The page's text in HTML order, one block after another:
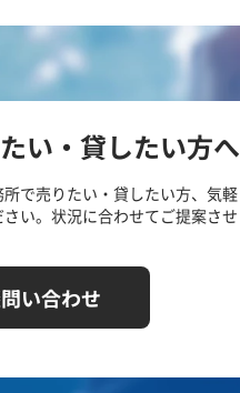
い・貸したい方へ
で売りたい・貸したい方、気軽
い。状況に合わせてご提案させ
い合わせ